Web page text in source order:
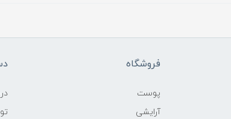
فروشگاه
پوست
آرایشی